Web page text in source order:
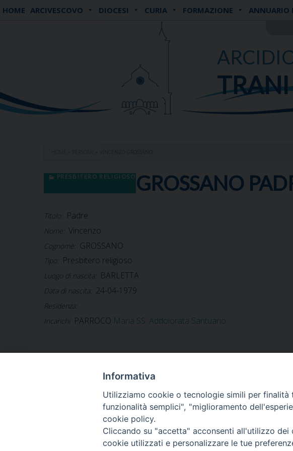
Skip
HOME ARCIVESCOVO DIOCESI CURIA FORMAZIONE ANNUARIO
TRANI
HOME PERSONE
PRESBITERO RELIGIOSO GROSSANO
Titolo: Padre
Nome: Vincenzo
Cognome: GROSSANO
Tipo: Presbitero religioso
Luogo di nascita: BARLETTA
Data di nascita: 24-04-1979
Residenza:
Incarichi PARROCO Maria SS. Addolorata Santuario
BARLETTA
BISCEGLIE
San Ferdinando
Regione
Informativa
Utilizziamo cookie o tecnologie simili per
funzionalità semplici", "miglioramento
cookie policy.
Cliccando su "accetta" acconsenti all'utilizzo
cookie utilizzati e personalizzare le tue